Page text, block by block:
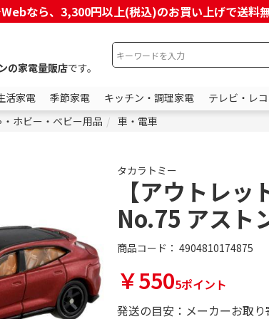
なら、3,300円以上(税込)のお買い上げで送料
の家電量販店です。
活家電 季節家電 キッチン・調理家電 テレビ・レ
・ホビー・ベビー用品 車・電車
タカラトミー
【アウトレ
No.75 アスト
商品コード： 4904810174875
￥5505ポイント
発送の目安：メーカーお取り